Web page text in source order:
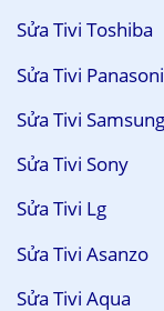
Sửa Tivi Toshiba
Sửa Tivi
Sửa Tivi Samsung
Sửa Tivi Sony
Sửa Tivi Lg
Sửa Tivi Asanzo
Sửa Tivi Aqua